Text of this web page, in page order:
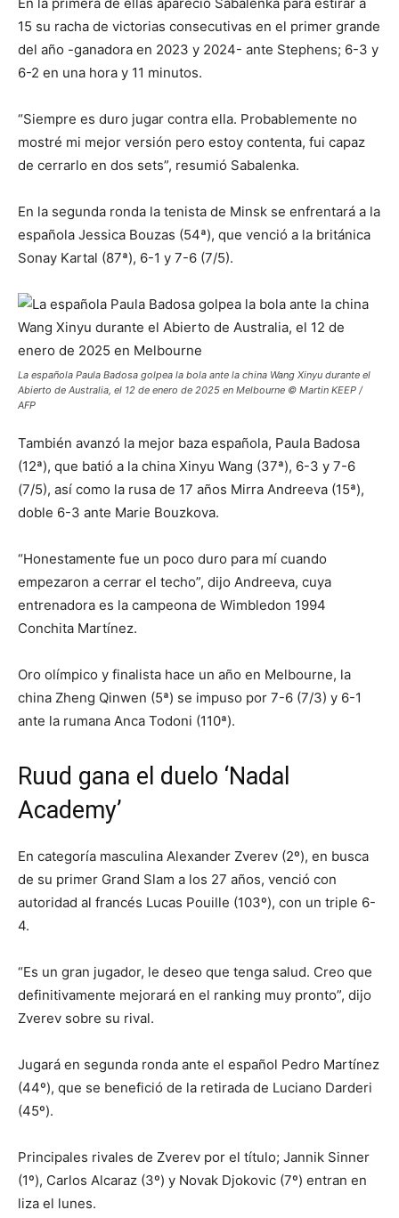
15 su racha de victorias consecutivas en el primer grande
del año -ganadora en 2023 y 2024- ante Stephens; 6-3 y
6-2 en una hora y 11 minutos.
“Siempre es duro jugar contra ella. Probablemente no
mostré mi mejor versión pero estoy contenta, fui capaz
de cerrarlo en dos sets”, resumió Sabalenka.
En la segunda ronda la tenista de Minsk se enfrentará a la
española Jessica Bouzas (54ª), que venció a la británica
Sonay Kartal (87ª), 6-1 y 7-6 (7/5).
La española Paula Badosa golpea la bola ante la china Wang Xinyu durante el
Abierto de Australia, el 12 de enero de 2025 en Melbourne © Martin KEEP /
AFP
También avanzó la mejor baza española, Paula Badosa
(12ª), que batió a la china Xinyu Wang (37ª), 6-3 y 7-6
(7/5), así como la rusa de 17 años Mirra Andreeva (15ª),
doble 6-3 ante Marie Bouzkova.
“Honestamente fue un poco duro para mí cuando
empezaron a cerrar el techo”, dijo Andreeva, cuya
entrenadora es la campeona de Wimbledon 1994
Conchita Martínez.
Oro olímpico y finalista hace un año en Melbourne, la
china Zheng Qinwen (5ª) se impuso por 7-6 (7/3) y 6-1
ante la rumana Anca Todoni (110ª).
Ruud gana el duelo ‘Nadal
Academy’
En categoría masculina Alexander Zverev (2º), en busca
de su primer Grand Slam a los 27 años, venció con
autoridad al francés Lucas Pouille (103º), con un triple 6-
4.
“Es un gran jugador, le deseo que tenga salud. Creo que
definitivamente mejorará en el ranking muy pronto”, dijo
Zverev sobre su rival.
Jugará en segunda ronda ante el español Pedro Martínez
(44º), que se benefició de la retirada de Luciano Darderi
(45º).
Principales rivales de Zverev por el título; Jannik Sinner
(1º), Carlos Alcaraz (3º) y Novak Djokovic (7º) entran en
liza el lunes.